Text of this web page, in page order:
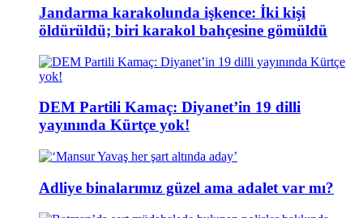
Jandarma karakolunda işkence: İki kişi
öldürüldü; biri karakol bahçesine gömüldü
DEM Partili Kamaç: Diyanet’in 19 dilli
yayınında Kürtçe yok!
Adliye binalarımız güzel ama adalet var mı?